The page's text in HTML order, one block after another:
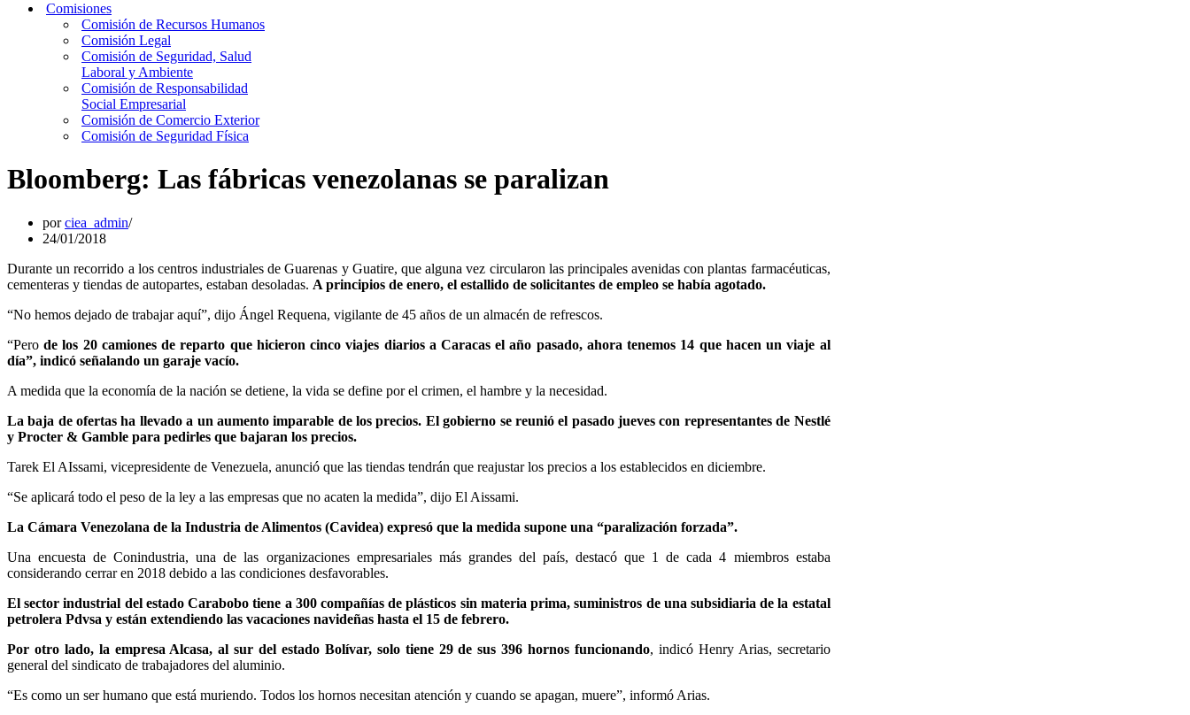
Comisiones
Comisión de Recursos Humanos
Comisión Legal
Comisión de Seguridad, Salud
Laboral y Ambiente
Comisión de Responsabilidad
Social Empresarial
Comisión de Comercio Exterior
Comisión de Seguridad Física
Bloomberg: Las fábricas venezolanas se paralizan
porciea_admin
24/01/2018
Durante un recorrido a los centros industriales de Guarenas y Guatire, que alguna vez circularon las principales avenidas con plantas farmacéuticas,
cementeras y tiendas de autopartes, estaban desoladas. A principios de enero, el estallido de solicitantes de empleo se había agotado.
“No hemos dejado de trabajar aquí”, dijo Ángel Requena, vigilante de 45 años de un almacén de refrescos.
“Perode los 20 camiones de reparto que hicieron cinco viajes diarios a Caracas el año pasado, ahora tenemos 14 que hacen un viaje al
día”, indicó señalando un garaje vacío.
A medida que la economía de la nación se detiene, la vida se define por el crimen, el hambre y la necesidad.
La baja de ofertas ha llevado a un aumento imparable de los precios. El gobierno se reunió el pasado jueves con representantes de Nestlé
y Procter & Gamble para pedirles que bajaran los precios.
Tarek El AIssami, vicepresidente de Venezuela, anunció que las tiendas tendrán que reajustar los precios a los establecidos en diciembre.
“Se aplicará todo el peso de la ley a las empresas que no acaten la medida”, dijo El Aissami.
La Cámara Venezolana de la Industria de Alimentos (Cavidea) expresó que la medida supone una “paralización forzada”.
Una encuesta de Conindustria, una de las organizaciones empresariales más grandes del país, destacó que 1 de cada 4 miembros estaba
considerando cerrar en 2018 debido a las condiciones desfavorables.
El sector industrial del estado Carabobo tiene a 300 compañías de plásticos sin materia prima, suministros de una subsidiaria de la estatal
petrolera Pdvsa y están extendiendo las vacaciones navideñas hasta el 15 de febrero.
Por otro lado, la empresa Alcasa, al sur del estado Bolívar, solo tiene 29 de sus 396 hornos funcionando, indicó Henry Arias, secretario
general del sindicato de trabajadores del aluminio.
“Es como un ser humano que está muriendo. Todos los hornos necesitan atención y cuando se apagan, muere”, informó Arias.